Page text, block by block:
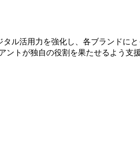
タル活用力を強化し、 各ブランドにと
ントが独自の役割を果たせるよう支